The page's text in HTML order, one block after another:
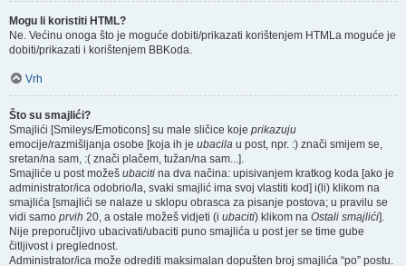
Mogu li koristiti HTML?
Ne. Većinu onoga što je moguće dobiti/prikazati korištenjem HTMLa moguće je
dobiti/prikazati i korištenjem BBKoda.
Vrh
Što su smajlići?
Smajlići [Smileys/Emoticons] su male sličice koje prikazuju
emocije/razmišljanja osobe [koja ih je ubacila u post, npr. :) znači smijem se,
sretan/na sam, :( znači plačem, tužan/na sam...].
Smajliće u post možeš ubaciti na dva načina: upisivanjem kratkog koda [ako je
administrator/ica odobrio/la, svaki smajlić ima svoj vlastiti kod] i(li) klikom na
smajlića [smajlići se nalaze u sklopu obrasca za pisanje postova; u pravilu se
vidi samo prvih 20, a ostale možeš vidjeti (i ubaciti) klikom na Ostali smajlići].
Nije preporučljivo ubacivati/ubaciti puno smajlića u post jer se time gube
čitljivost i preglednost.
Administrator/ica može odrediti maksimalan dopušten broj smajlića “po” postu.